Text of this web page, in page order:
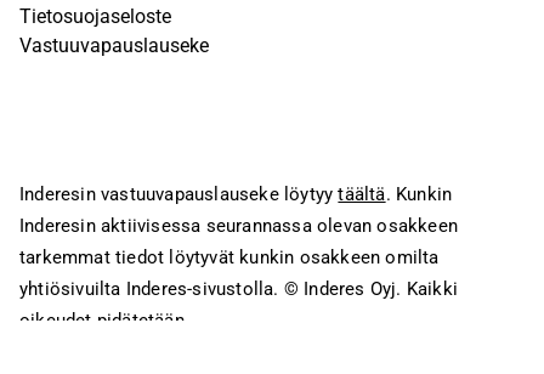
Tietosuojaseloste
Vastuuvapauslauseke
Inderesin vastuuvapauslauseke löytyytäältä. Kunkin
Inderesin aktiivisessa seurannassa olevan osakkeen
tarkemmat tiedot löytyvät kunkin osakkeen omilta
yhtiösivuilta Inderes-sivustolla. © Inderes Oyj. Kaikki
oikeudet pidätetään.